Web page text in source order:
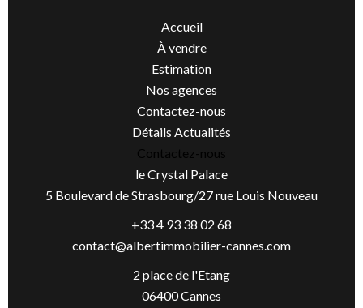
Accueil
À vendre
Estimation
Nos agences
Contactez-nous
Détails Actualités
Contactez-nous
le Crystal Palace
5 Boulevard de Strasbourg/27 rue Louis Nouveau
+33 4 93 38 02 68
contact@albertimmobilier-cannes.com
2 place de l'Etang
06400 Cannes